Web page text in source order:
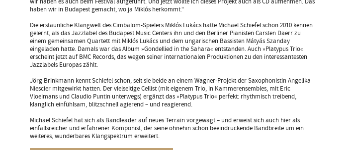
haben wir in Budapest gemacht, wo ja Miklós herkommt.“
Die erstaunliche Klangwelt des Cimbalom-Spielers Miklós Lukács hatte Michael Schiefel schon 2010 kennen
gelernt, als das Jazzlabel des Budapest Music Centers ihn und den Berliner Pianisten Carsten Daerr zu
einem gemeinsamen Quartett mit Miklós Lukács und dem ungarischen Bassisten Mátyás Szanday
eingeladen hatte. Damals war das Album »Gondellied in the Sahara« entstanden. Auch »Platypus Trio«
erscheint jetzt auf BMC Records, das wegen seiner internationalen Produktionen zu den interessantesten
Jazzlabels Europas zählt.
Jörg Brinkmann kennt Schiefel schon, seit sie beide an einem Wagner-Projekt der Saxophonistin Angelika
Niescier mitgewirkt hatten. Der vielseitige Cellist (mit eigenem Trio, in Kammerensembles, mit Eric
Vloeimans und Claudio Puntin unterwegs) ergänzt das »Platypus Trio« perfekt: rhythmisch treibend,
klanglich einfühlsam, blitzschnell agierend – und reagierend.
Michael Schiefel hat sich als Bandleader auf neues Terrain vorgewagt – und erweist sich auch hier als
einfallsreicher und erfahrener Komponist, der seine ohnehin schon beeindruckende Bandbreite um ein
weiteres, wunderbares Klangspektrum erweitert.